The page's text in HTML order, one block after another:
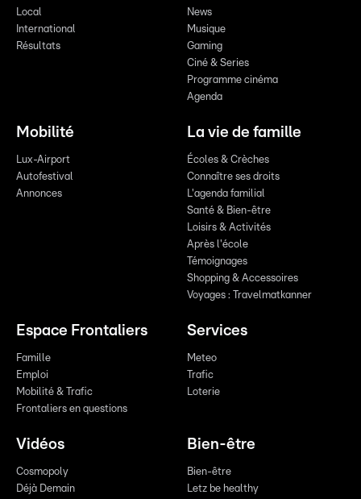
Local
International
Résultats
News
Musique
Gaming
Ciné & Series
Programme cinéma
Agenda
Mobilité
Lux-Airport
Autofestival
Annonces
La vie de famille
Écoles & Crèches
Connaître ses droits
L'agenda familial
Santé & Bien-être
Loisirs & Activités
Après l'école
Témoignages
Shopping & Accessoires
Voyages : Travelmatkanner
Espace Frontaliers
Famille
Emploi
Mobilité & Trafic
Frontaliers en questions
Services
Meteo
Trafic
Loterie
Vidéos
Cosmopoly
Déjà Demain
Bien-être
Bien-être
Letz be healthy